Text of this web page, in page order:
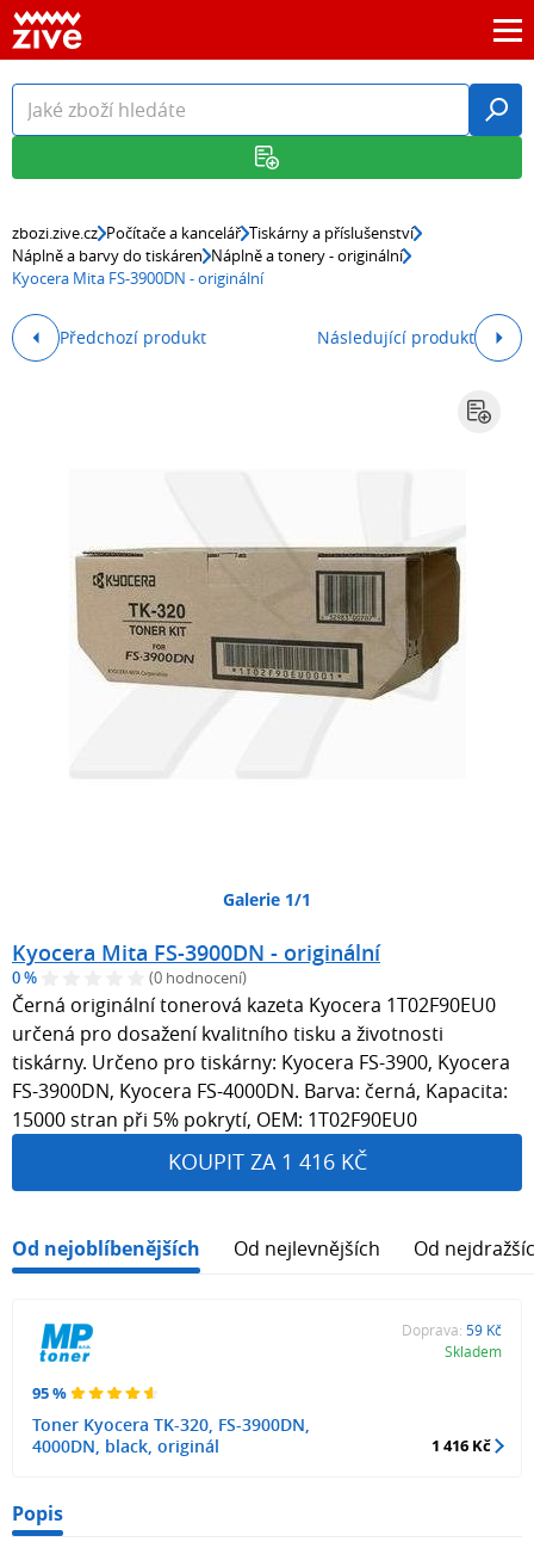
zbozi.zive.cz Počítače a kancelář Tiskárny a příslušenství
Náplně a barvy do tiskáren Náplně a tonery - originální
Kyocera Mita FS-3900DN - originální
Předchozí produkt Následující produkt
Galerie 1/1
Kyocera Mita FS-3900DN - originální
0 % (0 hodnocení)
Černá originální tonerová kazeta Kyocera 1T02F90EU0
určená pro dosažení kvalitního tisku a životnosti
tiskárny. Určeno pro tiskárny: Kyocera FS-3900, Kyocera
FS-3900DN, Kyocera FS-4000DN. Barva: černá, Kapacita:
15000 stran při 5% pokrytí, OEM: 1T02F90EU0
KOUPIT ZA 1 416 KČ
Od nejoblíbenějších Od nejlevnějších Od
95 %
Toner Kyocera TK-320, FS-3900DN,
4000DN, black, originál
Doprava: 59 Kč
Skladem
1 416 Kč
Popis